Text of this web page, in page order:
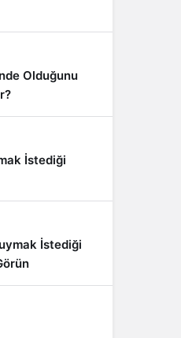
Olduğunu
İstediği
İstediği